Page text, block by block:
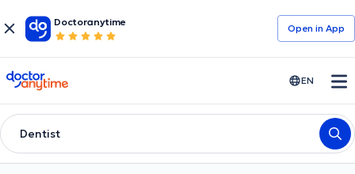
Doctoranytime
Open in Αpp
doctoranytime EN
Dentist